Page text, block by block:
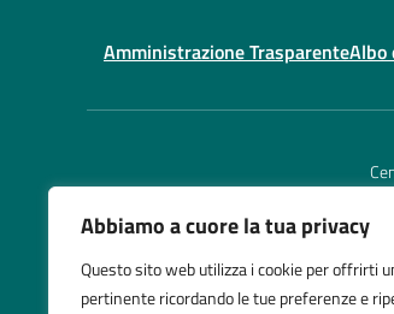
Abbiamo a cuore la tua privacy
Questo sito web utilizza i cookie per offrirti
pertinente ricordando le tue preferenze e
Amministrazione TrasparenteAlbo
Istituto